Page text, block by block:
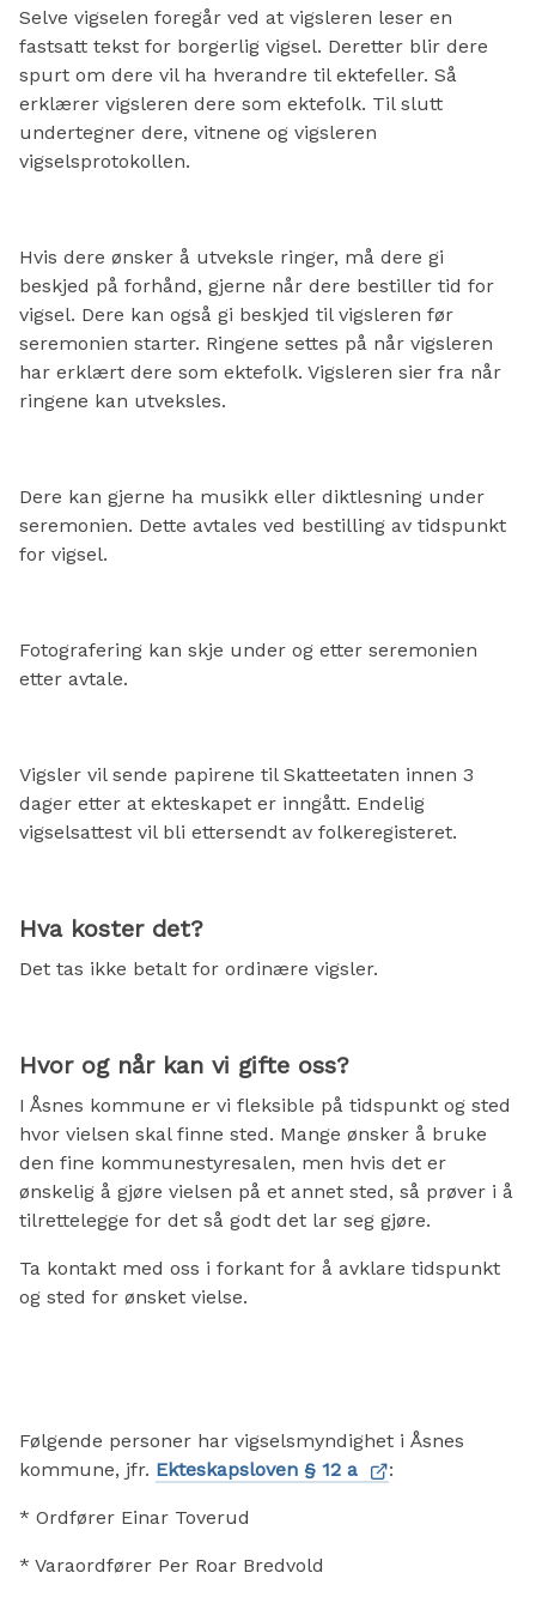
Selve vigselen foregår ved at vigsleren leser en
fastsatt tekst for borgerlig vigsel. Deretter blir dere
spurt om dere vil ha hverandre til ektefeller. Så
erklærer vigsleren dere som ektefolk. Til slutt
undertegner dere, vitnene og vigsleren
vigselsprotokollen.
Hvis dere ønsker å utveksle ringer, må dere gi
beskjed på forhånd, gjerne når dere bestiller tid for
vigsel. Dere kan også gi beskjed til vigsleren før
seremonien starter. Ringene settes på når vigsleren
har erklært dere som ektefolk. Vigsleren sier fra når
ringene kan utveksles.
Dere kan gjerne ha musikk eller diktlesning under
seremonien. Dette avtales ved bestilling av tidspunkt
for vigsel.
Fotografering kan skje under og etter seremonien
etter avtale.
Vigsler vil sende papirene til Skatteetaten innen 3
dager etter at ekteskapet er inngått. Endelig
vigselsattest vil bli ettersendt av folkeregisteret.
Hva koster det?
Det tas ikke betalt for ordinære vigsler.
Hvor og når kan vi gifte oss?
I Åsnes kommune er vi fleksible på tidspunkt og sted
hvor vielsen skal finne sted. Mange ønsker å bruke
den fine kommunestyresalen, men hvis det er
ønskelig å gjøre vielsen på et annet sted, så prøver i å
tilrettelegge for det så godt det lar seg gjøre.
Ta kontakt med oss i forkant for å avklare tidspunkt
og sted for ønsket vielse.
Følgende personer har vigselsmyndighet i Åsnes
kommune, jfr. Ekteskapsloven § 12 a :
* Ordfører Einar Toverud
* Varaordfører Per Roar Bredvold